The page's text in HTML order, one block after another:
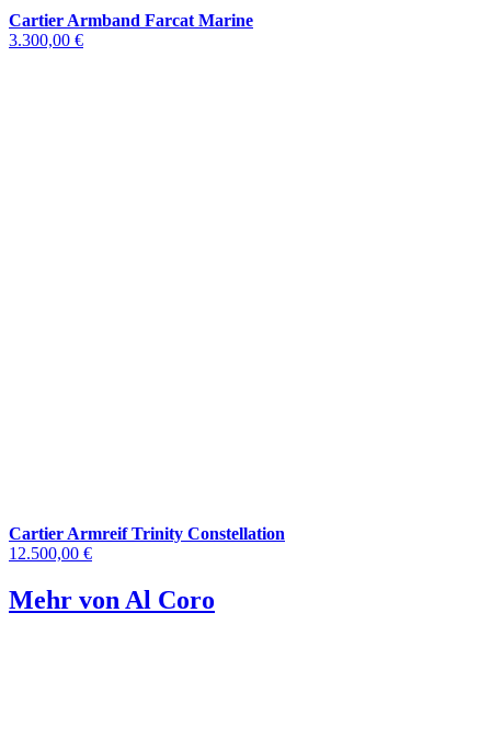
Cartier Armband Farcat Marine
3.300,00 €
Cartier Armreif Trinity Constellation
12.500,00 €
Mehr von Al Coro